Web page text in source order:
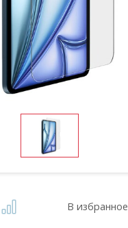
В избранное